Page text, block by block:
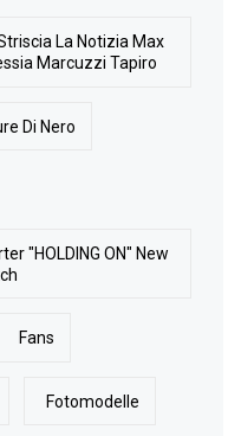
La Notizia Max
Marcuzzi Tapiro
Di Nero
"HOLDING ON" New
Fans
Fotomodelle